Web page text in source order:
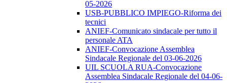
05-2026
USB-PUBBLICO IMPIEGO-Riforma dei
tecnici
ANIEF-Comunicato sindacale per tutto il
personale ATA
ANIEF-Convocazione Assemblea
Sindacale Regionale del 03-06-2026
UIL SCUOLA RUA-Convocazione
Assemblea Sindacale Regionale del 04-06-